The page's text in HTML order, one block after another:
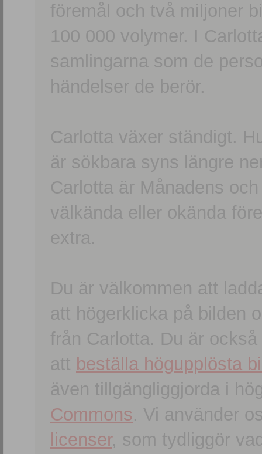
föremål och två miljoner
100 000 volymer. I
samlingarna som de
händelser de berör.
Carlotta växer ständigt.
är sökbara syns längre
Carlotta är Månadens
välkända eller okända
extra.
Du är välkommen att
att högerklicka på bilden
från Carlotta. Du är
att beställa högupplösta
även tillgängliggjorda i
Commons. Vi använder
licenser, som tydliggör